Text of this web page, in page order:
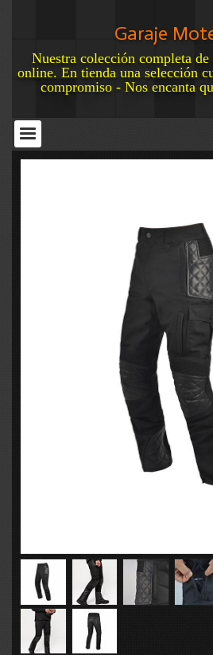
Garaje
Nuestra colección completa de
online. En tienda una selección
compromiso - Nos encanta